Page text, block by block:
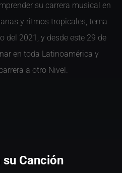
su carrera musical en
y ritmos tropicales, tema
del 2021, y desde este 29 de
en toda Latinoamérica y
a otro Nivel.
su Canción